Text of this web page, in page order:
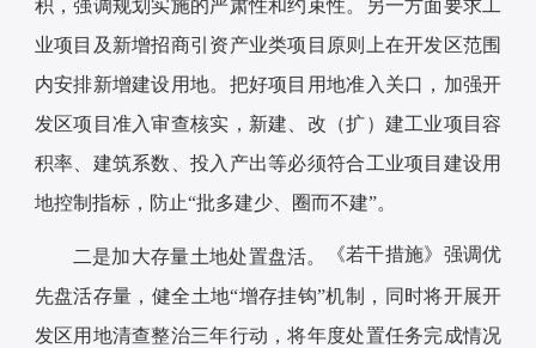
积，强调规划实施的严肃性和约束性。另一方面要求工
业项目及新增招商引资产业类项目原则上在开发区范围
内安排新增建设用地。把好项目用地准入关口，加强开
发区项目准入审查核实，新建、改（扩）建工业项目容
积率、建筑系数、投入产出等必须符合工业项目建设用
地控制指标，防止“批多建少、圈而不建”。
二是加大存量土地处置盘活。 《若干措施》强调优
先盘活存量，健全土地“增存挂钩”机制，同时将开展开
发区用地清查整治三年行动，将年度处置任务完成情况